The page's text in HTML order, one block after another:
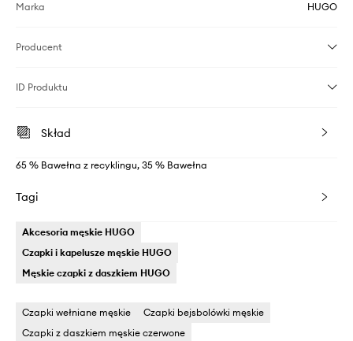
Marka HUGO
Producent
ID Produktu
Skład
65 % Bawełna z recyklingu, 35 % Bawełna
Tagi
Akcesoria męskie HUGO
Czapki i kapelusze męskie HUGO
Męskie czapki z daszkiem HUGO
Czapki wełniane męskie
Czapki bejsbolówki męskie
Czapki z daszkiem męskie czerwone